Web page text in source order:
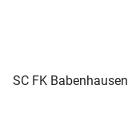
SC FK Babenhausen